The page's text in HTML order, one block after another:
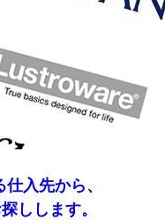
入先から、
しします。